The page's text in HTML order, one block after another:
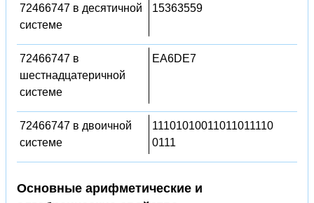
72466747 в десятичной
системе
15363559
72466747 в
шестнадцатеричной
системе
EA6DE7
72466747 в двоичной
системе
11101010011011011110
0111
Основные арифметические и